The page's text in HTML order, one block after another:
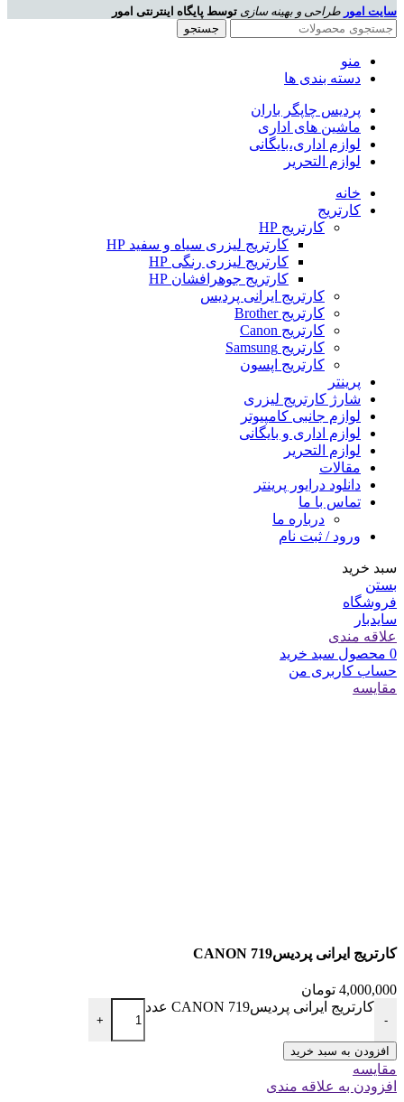
سایت امور طراحی و بهینه سازی توسط پایگاه اینترنتی امور
جستجو
منو
دسته بندی ها
پردیس چاپگر باران
ماشین های اداری
لوازم اداری،بایگانی
لوازم التحریر
خانه
کارتریج
کارتریج HP
کارتریج لیزری سیاه و سفید HP
کارتریج لیزری رنگی HP
کارتریج جوهرافشان HP
کارتریج ایرانی پردیس
کارتریج Brother
کارتریج Canon
کارتریج Samsung
کارتریج اپسون
پرینتر
شارژ کارتریج لیزری
لوازم جانبی کامپیوتر
لوازم اداری و بایگانی
لوازم التحریر
مقالات
دانلود درایور پرینتر
تماس با ما
درباره ما
ورود / ثبت نام
سبد خرید
بستن
فروشگاه
سایدبار
علاقه مندی
0 محصول سبد خرید
حساب کاربری من
مقایسه
کارتریج ایرانی پردیس719 CANON
4,000,000 تومان
-
کارتریج ایرانی پردیس719 CANON عدد
+
افزودن به سبد خرید
مقایسه
افزودن به علاقه مندی